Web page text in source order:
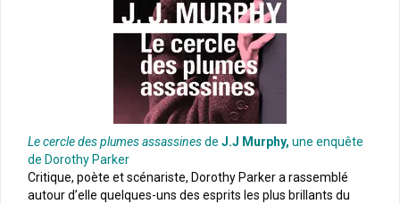
Le cercle des plumes assassinesde J.J Murphy, une enquête
de Dorothy Parker
Critique, poète et scénariste, Dorothy Parker a rassemblé
autour d’elle quelques-uns des esprits les plus brillants du